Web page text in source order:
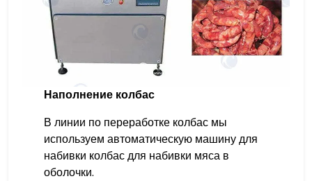
Наполнение колбас
В линии по переработке колбас мы
используем автоматическую машину для
набивки колбас для набивки мяса в
оболочки.